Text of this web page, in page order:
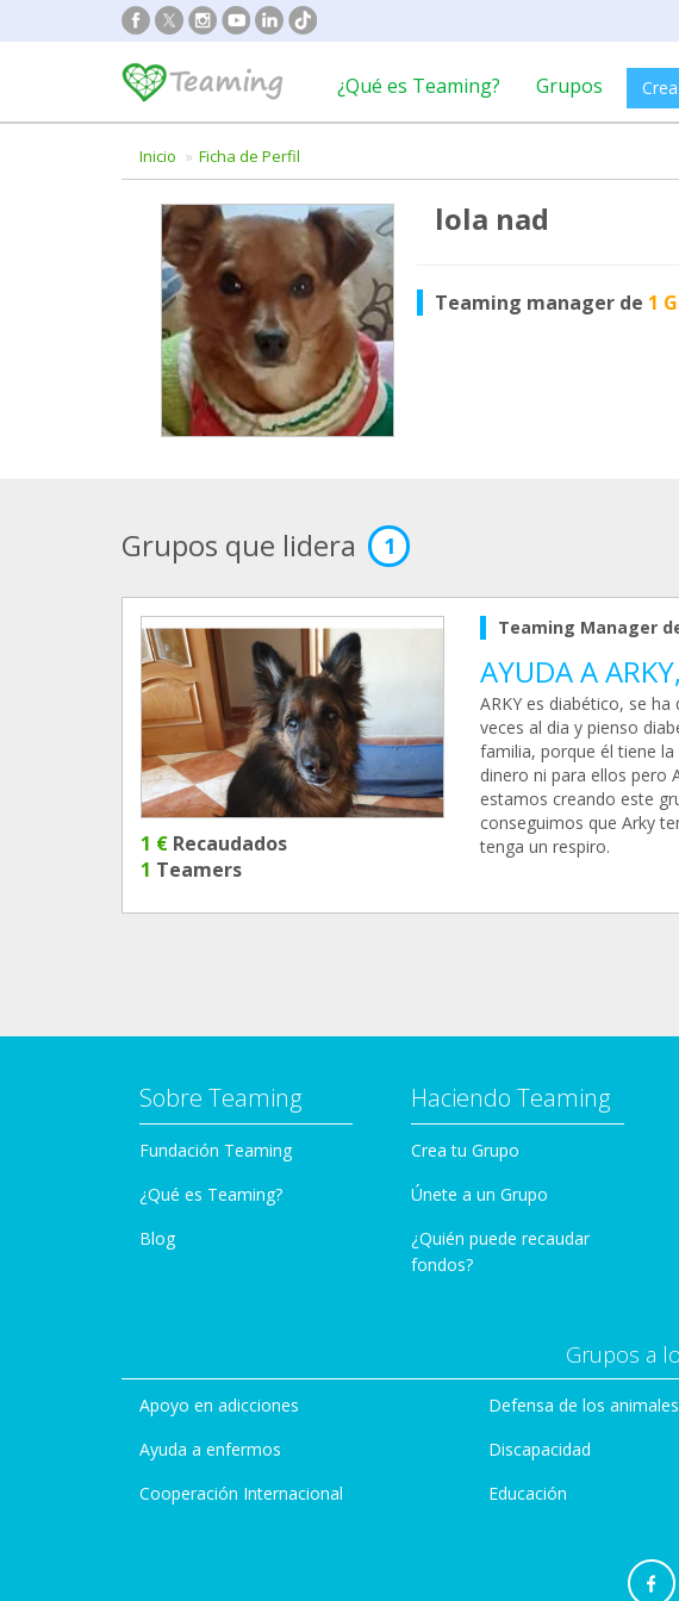
¿Qué es Teaming? Grupos
Inicio Ficha de Perfil
lola nad
Teaming manager de 1
Grupos que lidera 1
1 € Recaudados
1 Teamers
Teaming Manager
AYUDA A
ARKY es diabético, se
veces al dia y pienso
familia, porque él tiene
dinero ni para ellos pero
estamos creando este
conseguimos que Arky
tenga un respiro.
Sobre Teaming
Fundación Teaming
¿Qué es Teaming?
Blog
Haciendo Teaming
Crea tu Grupo
Únete a un Grupo
¿Quién puede recaudar
fondos?
Grupos a
Apoyo en adicciones
Ayuda a enfermos
Cooperación Internacional
Defensa de los animales
Discapacidad
Educación